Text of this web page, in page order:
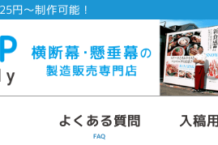
円～制作可能！
よくある質問
FAQ
入稿